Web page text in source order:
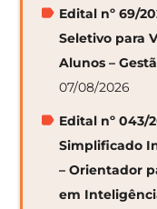
Edital nº 69/
Seletivo para
Alunos –
07/08/2026
Edital nº 043/
Simplificado
– Orientador
em